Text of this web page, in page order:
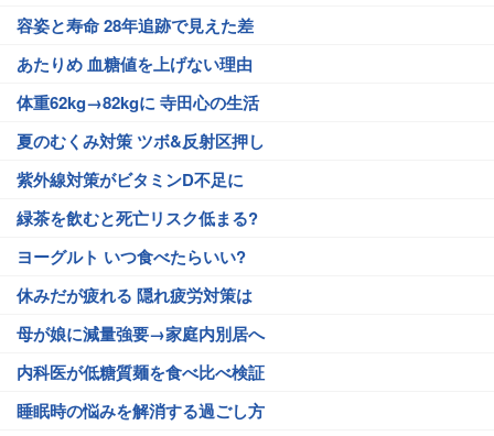
容姿と寿命 28年追跡で見えた差
あたりめ 血糖値を上げない理由
体重62kg→82kgに 寺田心の生活
夏のむくみ対策 ツボ&反射区押し
紫外線対策がビタミンD不足に
緑茶を飲むと死亡リスク低まる?
ヨーグルト いつ食べたらいい?
休みだが疲れる 隠れ疲労対策は
母が娘に減量強要→家庭内別居へ
内科医が低糖質麺を食べ比べ検証
睡眠時の悩みを解消する過ごし方